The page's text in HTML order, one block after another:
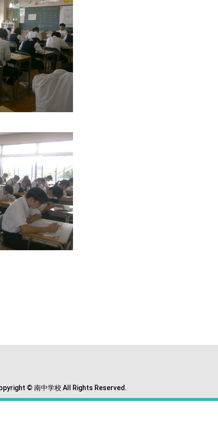
© 南中学校 All Rights Reserved.